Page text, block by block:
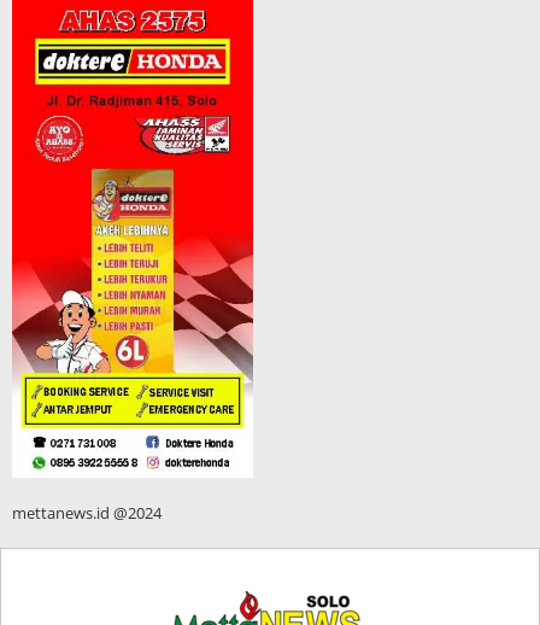
mettanews.id @2024